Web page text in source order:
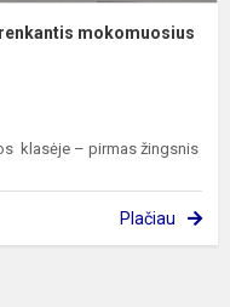
mokomuosius
klasėje – pirmas žingsnis
Plačiau